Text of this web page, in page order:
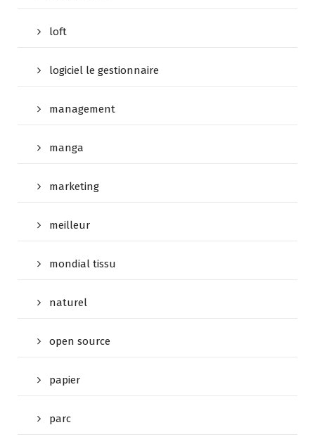
loft
logiciel le gestionnaire
management
manga
marketing
meilleur
mondial tissu
naturel
open source
papier
parc